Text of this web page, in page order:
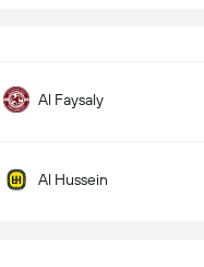
Al Faysaly
Al Hussein